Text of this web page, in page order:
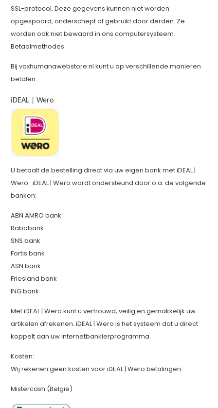
SSL-protocol. Deze gegevens kunnen niet worden
opgespoord, onderschept of gebruikt door derden. Ze
worden ook niet bewaard in ons computersysteem.
Betaalmethodes
Bij voxhumanawebstore.nl kunt u op verschillende manieren
betalen:
iDEAL | Wero
U betaalt de bestelling direct via uw eigen bank met iDEAL |
Wero. iDEAL | Wero wordt ondersteund door o.a. de volgende
banken:
ABN AMRO bank
Rabobank
SNS bank
Fortis bank
ASN bank
Friesland bank
ING bank
Met iDEAL | Wero kunt u vertrouwd, veilig en gemakkelijk uw
artikelen afrekenen. iDEAL | Wero is het systeem dat u direct
koppelt aan uw internetbankierprogramma.
Kosten:
Wij rekenen geen kosten voor iDEAL | Wero betalingen.
Mistercash (België)